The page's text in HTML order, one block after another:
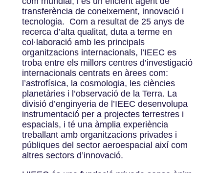
transferència de coneixement, innovació i
tecnologia. Com a resultat de 25 anys de
recerca d’alta qualitat, duta a terme en
col·laboració amb les principals
organitzacions internacionals, l’IEEC es
troba entre els millors centres d’investigació
internacionals centrats en àrees com:
l’astrofísica, la cosmologia, les ciències
planetàries i l’observació de la Terra. La
divisió d’enginyeria de l’IEEC desenvolupa
instrumentació per a projectes terrestres i
espacials, i té una àmplia experiència
treballant amb organitzacions privades i
públiques del sector aeroespacial així com
altres sectors d’innovació.